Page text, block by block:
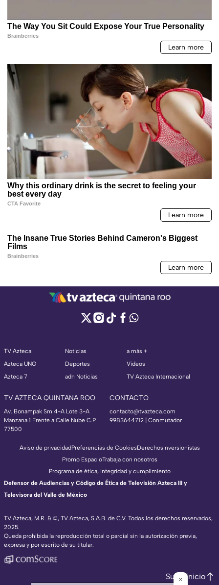
TV Azteca
Azteca UNO
Azteca 7
Noticias
Deportes
adn Noticias
a más +
Videos
TV Azteca Internacional
TV AZTECA QUINTANA ROO
Av. Bonampak Sm 4-A Lote 3-A
Manzana 1 Frente a Calle Nube C.P.
77500
CONTACTO
contacto@tvazteca.com
9983644712 | Conmutador
TV Azteca, M.R. & ©, TV Azteca, S.A.B. de C.V. Todos los derechos reservados,
2025.
Queda prohibida la reproducción total o parcial sin la autorización previa,
expresa y por escrito de su titular.
Aviso de privacidadPreferencias de CookiesDerechosInversionistas
Promo EspacioTrabaja con nosotros
Programa de ética, integridad y cumplimiento
Defensor de Audiencias y Código de Ética de Televisión Azteca III y
Televisora del Valle de México
Subir inicio